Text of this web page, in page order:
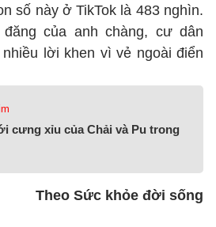
số này ở TikTok là 483 nghìn.
của anh chàng, cư dân
lời khen vì vẻ ngoài điển
cưng xỉu của Chải và Pu trong
Theo Sức khỏe đời sống